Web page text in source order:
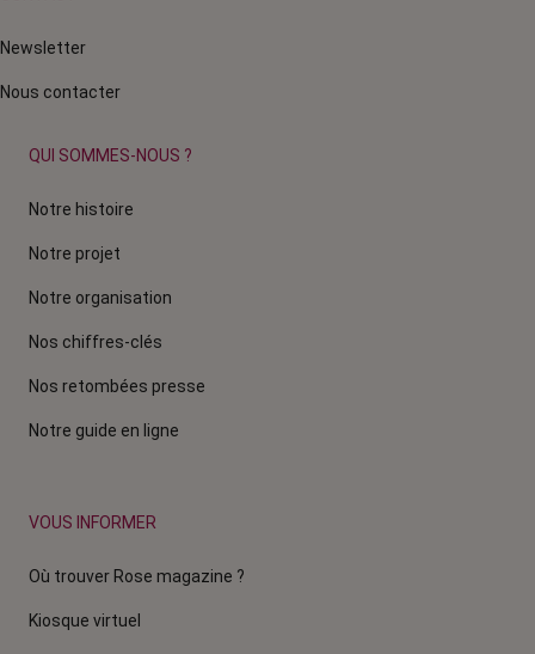
Newsletter
Nous contacter
QUI SOMMES-NOUS ?
Notre histoire
Notre projet
Notre organisation
Nos chiffres-clés
Nos retombées presse
Notre guide en ligne
VOUS INFORMER
Où trouver Rose magazine ?
Kiosque virtuel